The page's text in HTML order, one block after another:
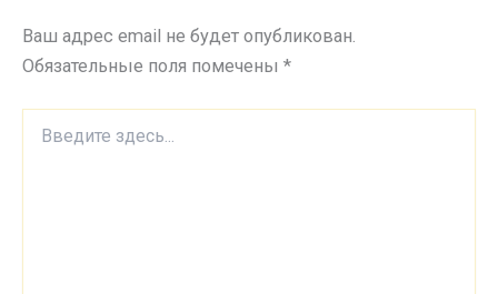
Ваш адрес email не будет опубликован.
Обязательные поля помечены *
здесь...